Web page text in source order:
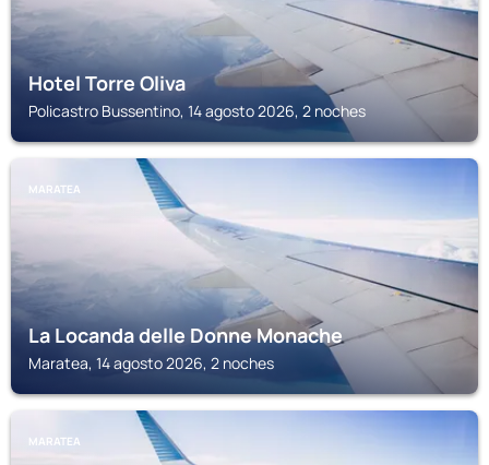
Hotel Torre Oliva
Policastro Bussentino, 14 agosto 2026, 2 noches
MARATEA
La Locanda delle Donne Monache
Maratea, 14 agosto 2026, 2 noches
MARATEA